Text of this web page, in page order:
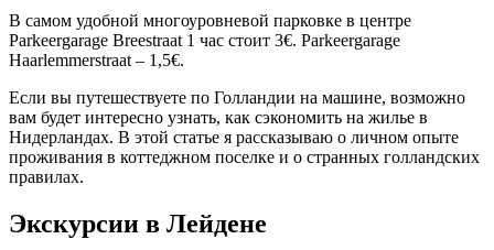
В самом удобной многоуровневой парковке в центре
Parkeergarage Breestraat 1 час стоит 3€. Parkeergarage
Haarlemmerstraat – 1,5€.
Если вы путешествуете по Голландии на машине, возможно
вам будет интересно узнать, как сэкономить на жилье в
Нидерландах. В этой статье я рассказываю о личном опыте
проживания в коттеджном поселке и о странных голландских
правилах.
Экскурсии в Лейдене